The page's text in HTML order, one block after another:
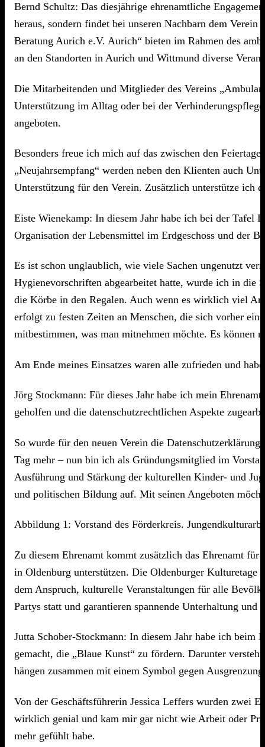
Bernd Schultz: Das diesjährige ehrenamtliche
heraus, sondern findet bei unseren Nachbarn dem
Beratung Aurich e.V. Aurich“ bieten im Rahmen des
an den Standorten in Aurich und Wittmund diverse
Die Mitarbeitenden und Mitglieder des Vereins
Unterstützung im Alltag oder bei der
angeboten.
Besonders freue ich mich auf das zwischen den
„Neujahrsempfang“ werden neben den Klienten auch
Unterstützung für den Verein. Zusätzlich unterstütze ich
Eiste Wienekamp: In diesem Jahr habe ich bei der Tafel
Organisation der Lebensmittel im Erdgeschoss und der
Es ist schon unglaublich, wie viele Sachen ungenutzt
Hygienevorschriften abgearbeitet hatte, wurde ich in die
die Körbe in den Regalen. Auch wenn es wirklich viel
erfolgt zu festen Zeiten an Menschen, die sich vorher
mitbestimmen, was man mitnehmen möchte. Es
Am Ende meines Einsatzes waren alle zufrieden und
Jörg Stockmann: Für dieses Jahr habe ich mein
geholfen und die datenschutzrechtlichen Aspekte
So wurde für den neuen Verein die
Tag mehr – nun bin ich als Gründungsmitglied im
Ausführung und Stärkung der kulturellen Kinder- und
und politischen Bildung auf. Mit seinen Angeboten
Abbildung 1: Vorstand des Förderkreis.
Zu diesem Ehrenamt kommt zusätzlich das Ehrenamt
in Oldenburg unterstützen. Die Oldenburger
dem Anspruch, kulturelle Veranstaltungen für alle
Partys statt und garantieren spannende Unterhaltung
Jutta Schober-Stockmann: In diesem Jahr habe ich
gemacht, die „Blaue Kunst“ zu fördern. Darunter
hängen zusammen mit einem Symbol gegen
Von der Geschäftsführerin Jessica Leffers wurden zwei
wirklich genial und kam mir gar nicht wie Arbeit oder
mehr gefühlt habe.